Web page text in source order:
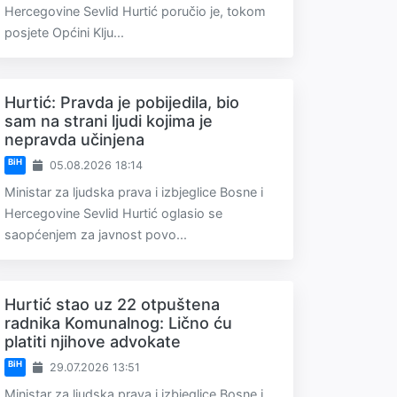
Hercegovine Sevlid Hurtić poručio je, tokom
posjete Općini Klju...
Hurtić: Pravda je pobijedila, bio
sam na strani ljudi kojima je
nepravda učinjena
BiH 05.08.2026 18:14
Ministar za ljudska prava i izbjeglice Bosne i
Hercegovine Sevlid Hurtić oglasio se
saopćenjem za javnost povo...
Hurtić stao uz 22 otpuštena
radnika Komunalnog: Lično ću
platiti njihove advokate
BiH 29.07.2026 13:51
Ministar za ljudska prava i izbjeglice Bosne i